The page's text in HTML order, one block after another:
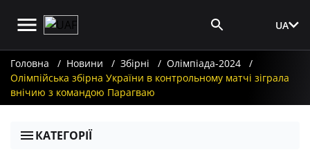
UA
Головна Новини Збірні
Олімпіада-2024
Олімпійська збірна України в контрольному матчі зіграла
внічию з командою Парагваю
КАТЕГОРІЇ